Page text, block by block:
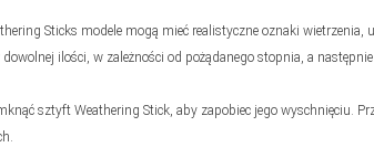
Sticks modele mogą mieć realistyczne oznaki wietrzenia,
dowolnej ilości, w zależności od pożądanego stopnia, a
sztyft Weathering Stick, aby zapobiec jego wyschnięciu.